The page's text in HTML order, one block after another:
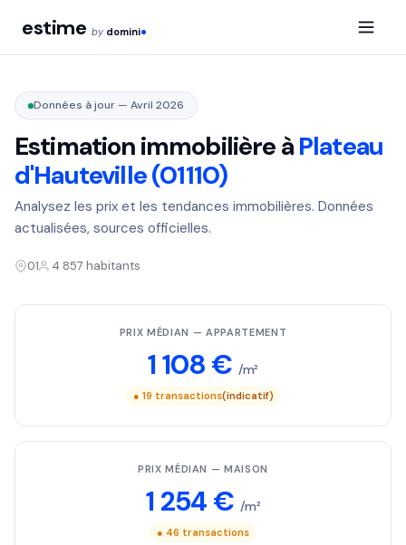
estime by domini
Données à jour — Avril 2026
Estimation immobilière àPlateau
d'Hauteville (01110)
Analysez les prix et les tendances immobilières. Données
actualisées, sources officielles.
01 4 857 habitants
PRIX MÉDIAN — APPARTEMENT
1 108 € /m²
● 19 transactions(indicatif)
PRIX MÉDIAN — MAISON
1 254 € /m²
● 46 transactions